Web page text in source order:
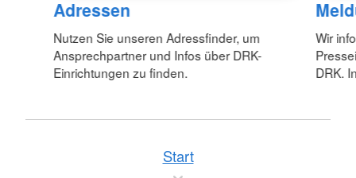
Adressen
Nutzen Sie unseren Adressfinder, um
Ansprechpartner und Infos über DRK-
Einrichtungen zu finden.
Wir
DRK.
Start